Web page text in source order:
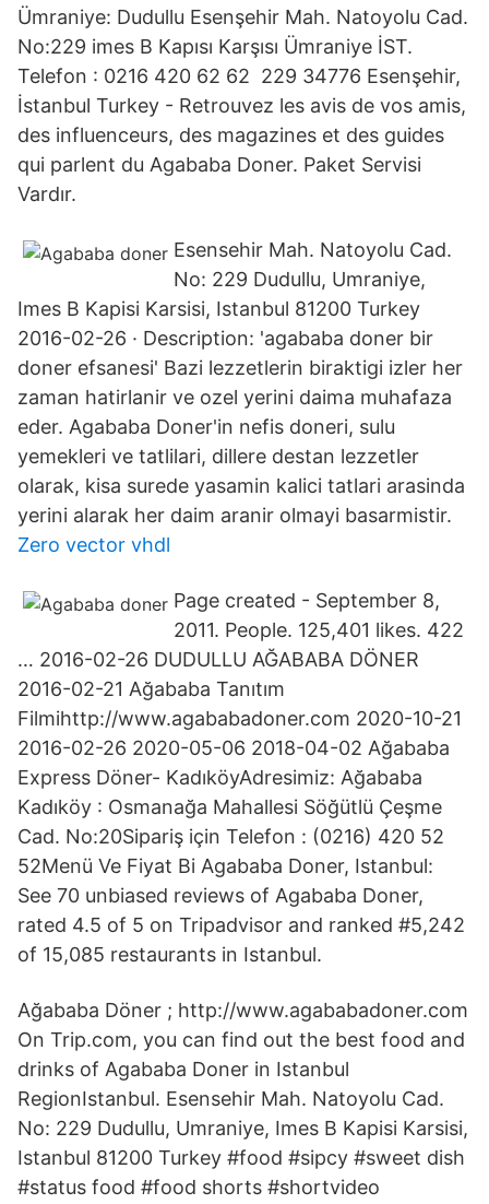
Ümraniye: Dudullu Esenşehir Mah. Natoyolu Cad.
No:229 imes B Kapısı Karşısı Ümraniye İST.
Telefon : 0216 420 62 62 229 34776 Esenşehir,
İstanbul Turkey - Retrouvez les avis de vos amis,
des influenceurs, des magazines et des guides
qui parlent du Agababa Doner. Paket Servisi
Vardır.
Esensehir Mah. Natoyolu Cad.
No: 229 Dudullu, Umraniye,
Imes B Kapisi Karsisi, Istanbul 81200 Turkey
2016-02-26 · Description: 'agababa doner bir
doner efsanesi' Bazi lezzetlerin biraktigi izler her
zaman hatirlanir ve ozel yerini daima muhafaza
eder. Agababa Doner'in nefis doneri, sulu
yemekleri ve tatlilari, dillere destan lezzetler
olarak, kisa surede yasamin kalici tatlari arasinda
yerini alarak her daim aranir olmayi basarmistir.
Zero vector vhdl
Page created - September 8,
2011. People. 125,401 likes. 422
… 2016-02-26 DUDULLU AĞABABA DÖNER
2016-02-21 Ağababa Tanıtım
Filmihttp://www.agababadoner.com 2020-10-21
2016-02-26 2020-05-06 2018-04-02 Ağababa
Express Döner- KadıköyAdresimiz: Ağababa
Kadıköy : Osmanağa Mahallesi Söğütlü Çeşme
Cad. No:20Sipariş için Telefon : (0216) 420 52
52Menü Ve Fiyat Bi Agababa Doner, Istanbul:
See 70 unbiased reviews of Agababa Doner,
rated 4.5 of 5 on Tripadvisor and ranked #5,242
of 15,085 restaurants in Istanbul.
Ağababa Döner ; http://www.agababadoner.com
On Trip.com, you can find out the best food and
drinks of Agababa Doner in Istanbul
RegionIstanbul. Esensehir Mah. Natoyolu Cad.
No: 229 Dudullu, Umraniye, Imes B Kapisi Karsisi,
Istanbul 81200 Turkey #food #sipcy #sweet dish
#status food #food shorts #shortvideo